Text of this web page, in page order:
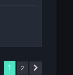
1 2